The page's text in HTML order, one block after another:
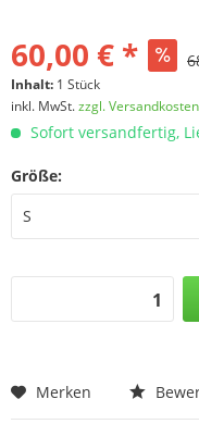
60,00 € *
Inhalt: 1 Stück
inkl. MwSt.zzgl. Versandkosten
Sofort versandfertig,
Größe:
Merken